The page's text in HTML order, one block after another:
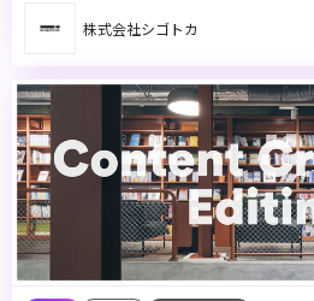
株式会社シゴトカ